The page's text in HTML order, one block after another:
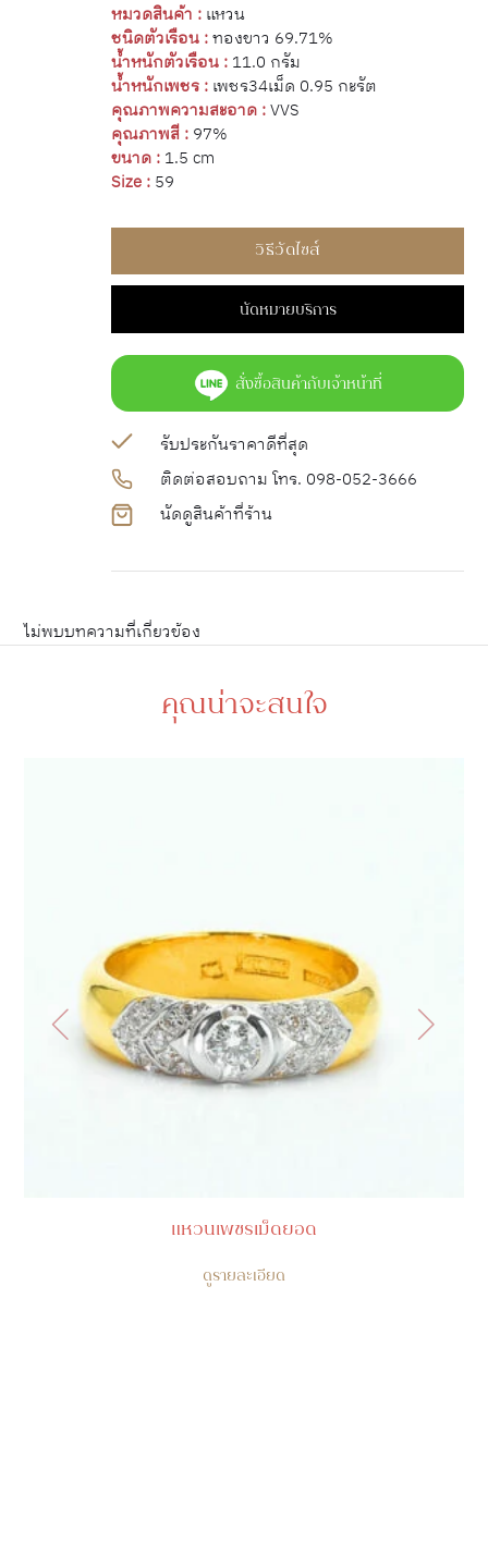
หมวดสินค้า : แหวน
ชนิดตัวเรือน :ทองขาว 69.71%
น้ำหนักตัวเรือน : 11.0 กรัม
น้ำหนักเพชร : เพชร34เม็ด 0.95 กะรัต
คุณภาพความสะอาด :VVS
คุณภาพสี : 97%
ขนาด : 1.5 cm
Size : 59
วิธีวัดไซส์
นัดหมายบริการ
สั่งซื้อสินค้ากับเจ้าหน้าที่
รับประกันราคาดีที่สุด
ติดต่อสอบถาม โทร. 098-052-3666
นัดดูสินค้าที่ร้าน
ไม่พบบทความที่เกี่ยวข้อง
คุณน่าจะสนใจ
แหวนเพชรเม็ดยอด
ดูรายละเอียด